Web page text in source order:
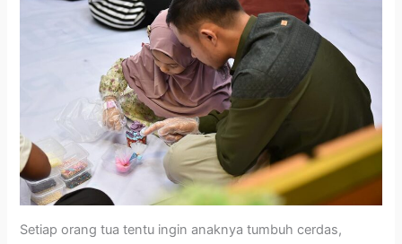
Setiap orang tua tentu ingin anaknya tumbuh cerdas,